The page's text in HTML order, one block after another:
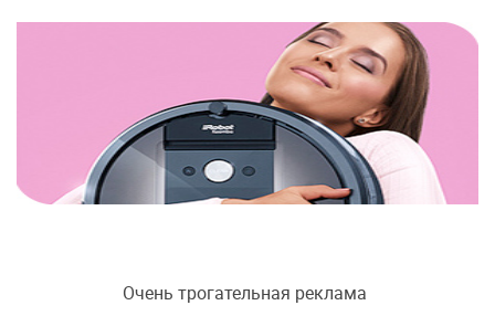
Очень трогательная реклама